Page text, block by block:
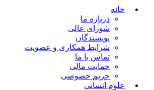
خانه
درباره ما
شورای عالی
نویسندگان
شرایط همکاری و عضویت
تماس با ما
حمایت مالی
حریم خصوصی
علوم انسانی